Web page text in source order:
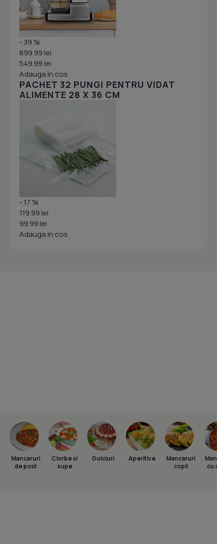
- 39 %
899.99 lei
549.99 lei
Adauga in cos
PACHET 32 PUNGI PENTRU VIDAT
ALIMENTE 28 X 36 CM
- 17 %
119.99 lei
99.99 lei
Adauga in cos
Mancaruri
de post
Ciorbe si
supe
Dulciuri Aperitive
Mancaruri
copii
cu